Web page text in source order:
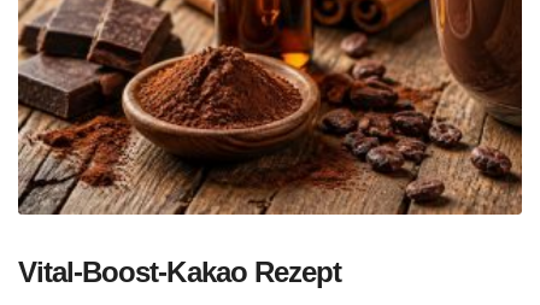
Vital-Boost-Kakao Rezept